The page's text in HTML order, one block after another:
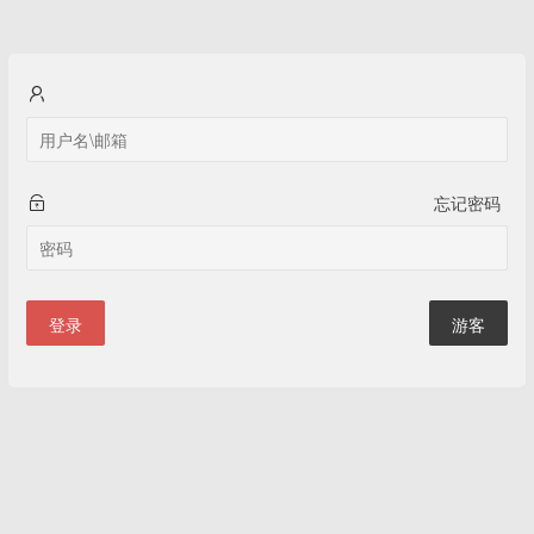
忘记密码
登录 游客